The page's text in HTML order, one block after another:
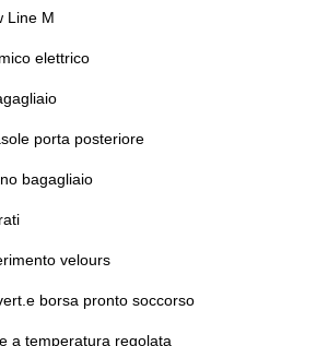
elettrico
Line M
elettrico
porta posteriore
bagagliaio
velours
borsa pronto soccorso
a temperatura regolata